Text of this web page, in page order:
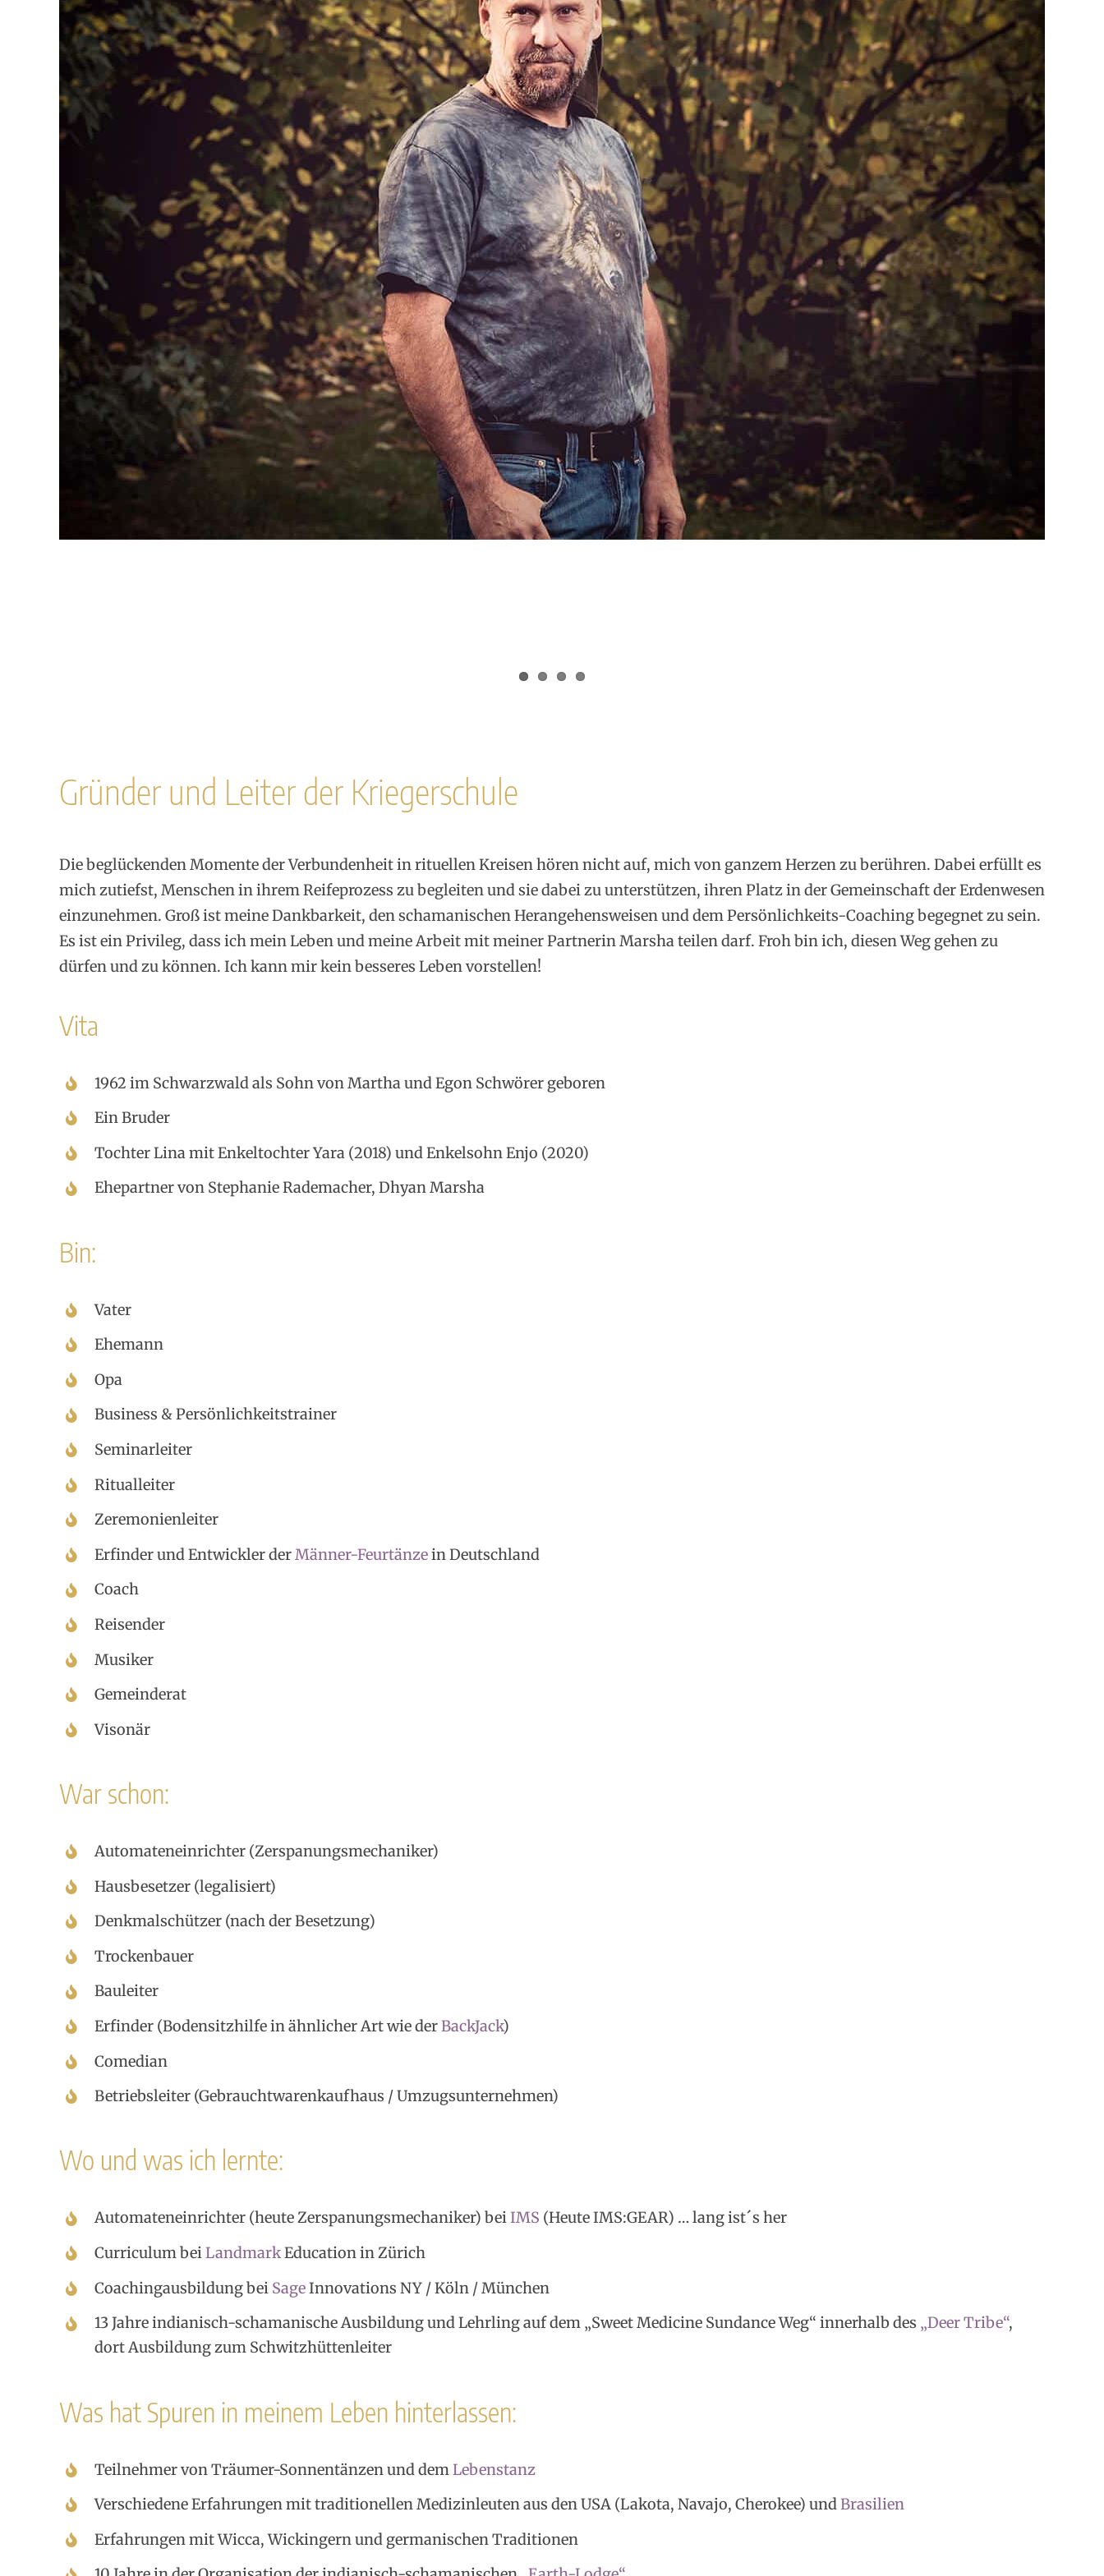
Gründer und Leiter der Kriegerschule
Die beglückenden Momente der Verbundenheit in rituellen Kreisen hören nicht auf, mich von ganzem Herzen zu berühren. Dabei erfüllt es
mich zutiefst, Menschen in ihrem Reifeprozess zu begleiten und sie dabei zu unterstützen, ihren Platz in der Gemeinschaft der Erdenwesen
einzunehmen. Groß ist meine Dankbarkeit, den schamanischen Herangehensweisen und dem Persönlichkeits-Coaching begegnet zu sein.
Es ist ein Privileg, dass ich mein Leben und meine Arbeit mit meiner Partnerin Marsha teilen darf. Froh bin ich, diesen Weg gehen zu
dürfen und zu können. Ich kann mir kein besseres Leben vorstellen!
Vita
1962 im Schwarzwald als Sohn von Martha und Egon Schwörer geboren
Ein Bruder
Tochter Lina mit Enkeltochter Yara (2018) und Enkelsohn Enjo (2020)
Ehepartner von Stephanie Rademacher, Dhyan Marsha
Bin:
Vater
Ehemann
Opa
Business & Persönlichkeitstrainer
Seminarleiter
Ritualleiter
Zeremonienleiter
Erfinder und Entwickler derMänner-Feurtänzein Deutschland
Coach
Reisender
Musiker
Gemeinderat
Visonär
War schon:
Automateneinrichter (Zerspanungsmechaniker)
Hausbesetzer (legalisiert)
Denkmalschützer (nach der Besetzung)
Trockenbauer
Bauleiter
Erfinder (Bodensitzhilfe in ähnlicher Art wie derBackJack)
Comedian
Betriebsleiter (Gebrauchtwarenkaufhaus / Umzugsunternehmen)
Wo und was ich lernte:
Automateneinrichter (heute Zerspanungsmechaniker) beiIMS (Heute IMS:GEAR) … lang ist´s her
Curriculum beiLandmarkEducation in Zürich
Coachingausbildung bei SageInnovations NY / Köln / München
13 Jahre indianisch-schamanische Ausbildung und Lehrling auf dem „Sweet Medicine Sundance Weg“ innerhalb des „Deer Tribe“,
dort Ausbildung zum Schwitzhüttenleiter
Was hat Spuren in meinem Leben hinterlassen:
Teilnehmer von Träumer-Sonnentänzen und dem Lebenstanz
Verschiedene Erfahrungen mit traditionellen Medizinleuten aus den USA (Lakota, Navajo, Cherokee) undBrasilien
Erfahrungen mit Wicca, Wickingern und germanischen Traditionen